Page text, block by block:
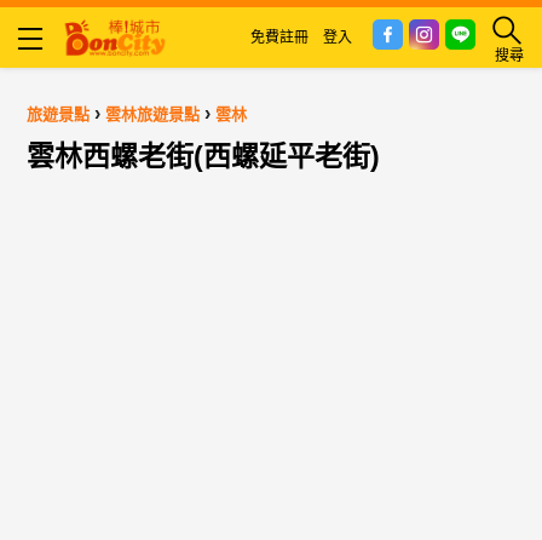
搜尋
免費註冊 登入
旅遊景點 ›雲林旅遊景點 ›雲林
雲林西螺老街(西螺延平老街)